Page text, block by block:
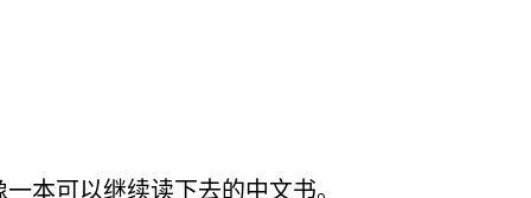
本可以继续读下去的中文书。